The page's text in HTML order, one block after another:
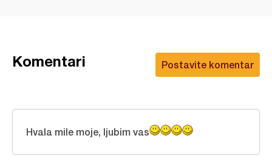
Postavite komentar
Komentari
Hvala mile moje, ljubim vas